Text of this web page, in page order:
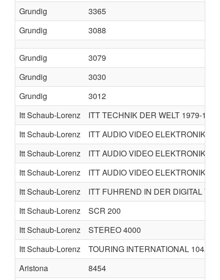
Grundig
3365
Grundig
3088
Grundig
3079
Grundig
3030
Grundig
3012
Itt Schaub-Lorenz
ITT TECHNIK DER WELT 1979-10
Itt Schaub-Lorenz
ITT AUDIO VIDEO ELEKTRONIK
Itt Schaub-Lorenz
ITT AUDIO VIDEO ELEKTRONIK
Itt Schaub-Lorenz
ITT AUDIO VIDEO ELEKTRONIK
Itt Schaub-Lorenz
ITT FUHREND IN DER DIGITAL
Itt Schaub-Lorenz
SCR 200
Itt Schaub-Lorenz
STEREO 4000
Itt Schaub-Lorenz
TOURING INTERNATIONAL 104A
Aristona
8454